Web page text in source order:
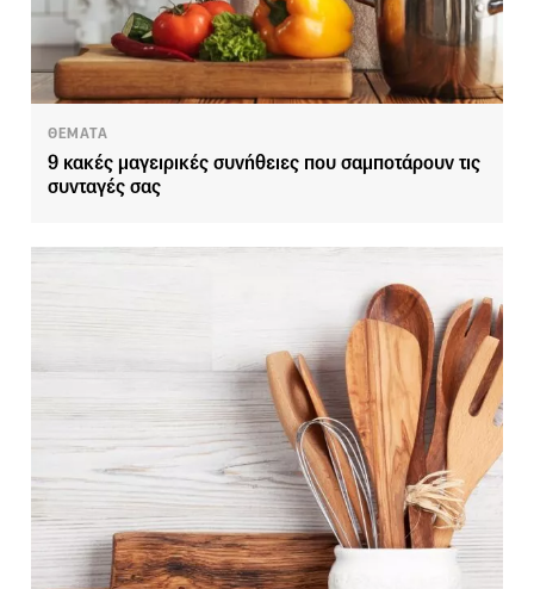
ΘΕΜΑΤΑ
9 κακές μαγειρικές συνήθειες που σαμποτάρουν τις
συνταγές σας